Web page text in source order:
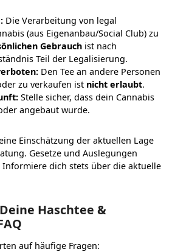
Die Verarbeitung von legal
(aus Eigenanbau/Social Club) zu
Gebrauchist nach
Teil der Legalisierung.
Den Tee an andere Personen
zu verkaufen ist nicht erlaubt.
Stelle sicher, dass dein Cannabis
angebaut wurde.
Einschätzung der aktuellen Lage
Gesetze und Auslegungen
dich stets über die aktuelle
Haschtee &
auf häufige Fragen: